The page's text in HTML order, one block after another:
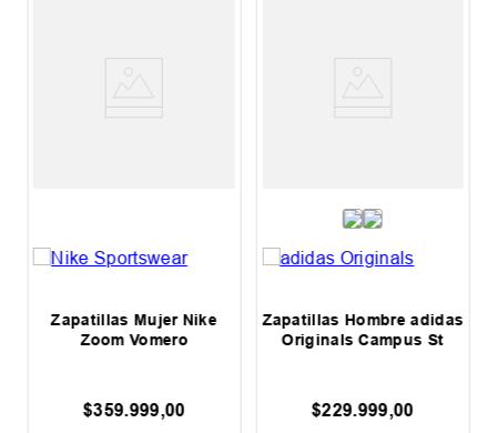
Zapatillas Mujer Nike
Zoom Vomero
$359.999,00
Zapatillas Hombre adidas
Originals Campus St
$229.999,00